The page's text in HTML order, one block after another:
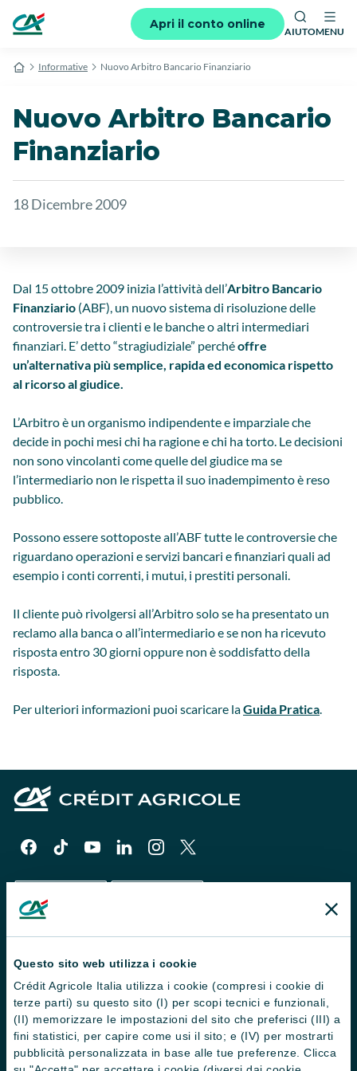
Questo sito web utilizza i cookie
Crédit Agricole Italia utilizza i cookie (compresi i cookie di
terze parti) su questo sito (I) per scopi tecnici e funzionali,
(II) memorizzare le impostazioni del sito che preferisci (III) a
fini statistici, per capire come usi il sito; e (IV) per mostrarti
pubblicità personalizzata in base alle tue preferenze. Clicca
Apri il conto online
AIUTOMENU
Informative Nuovo Arbitro Bancario Finanziario
Nuovo Arbitro Bancario
Finanziario
18 Dicembre 2009
Dal 15 ottobre 2009 inizia l’attività dell’Arbitro Bancario
Finanziario (ABF), un nuovo sistema di risoluzione delle
controversie tra i clienti e le banche o altri intermediari
finanziari. E’ detto “stragiudiziale” perchéoffre
un’alternativa più semplice, rapida ed economica rispetto
al ricorso al giudice.
L’Arbitro è un organismo indipendente e imparziale che
decide in pochi mesi chi ha ragione e chi ha torto. Le decisioni
non sono vincolanti come quelle del giudice ma se
l’intermediario non le rispetta il suo inadempimento è reso
pubblico.
Possono essere sottoposte all’ABF tutte le controversie che
riguardano operazioni e servizi bancari e finanziari quali ad
esempio i conti correnti, i mutui, i prestiti personali.
Il cliente può rivolgersi all’Arbitro solo se ha presentato un
reclamo alla banca o all’intermediario e se non ha ricevuto
risposta entro 30 giorni oppure non è soddisfatto della
risposta.
Per ulteriori informazioni puoi scaricare laGuida Pratica.
Trova filiali
Contattaci
Domande frequenti
Successioni